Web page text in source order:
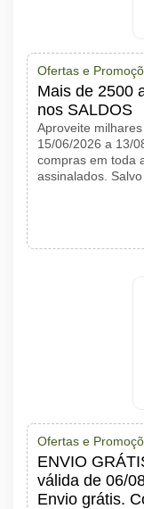
Ofertas e
Mais de 2500
nos SALDOS
Aproveite
15/06/2026 a 13/
compras em toda
assinalados.
Ofertas e
ENVIO
válida de 06/
Envio grátis.